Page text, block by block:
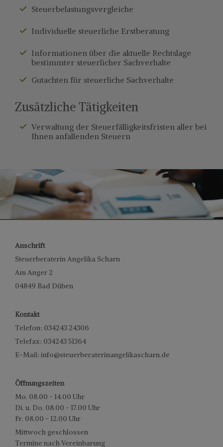
Steuerbelastungsvergleiche
Individuelle steuerliche Erstberatung
Informationen über die aktuelle Rechtslage
bestimmter steuerlicher Sachverhalte
Gutachten für steuerliche Sachverhalte
Zusätzliche Tätigkeiten
Verwaltung der Steuerfälligkeitsfristen aller bei
Ihnen anfallenden Steuern
Anschrift
Steuerberaterin Angelika Scharn
Am Anger 2
04849 Bad Düben
Kontakt
Telefon: 034243 24306
Telefax: 034243 51364
E-Mail: info@steuerberaterinangelikascharn.de
Öffnungszeiten
Mo. 08.00 - 14.00 Uhr
Di. u. Do. 08.00 - 17.00 Uhr
Fr. 08.00 - 12.00 Uhr
Mittwoch geschlossen
Termine nach Vereinbarung